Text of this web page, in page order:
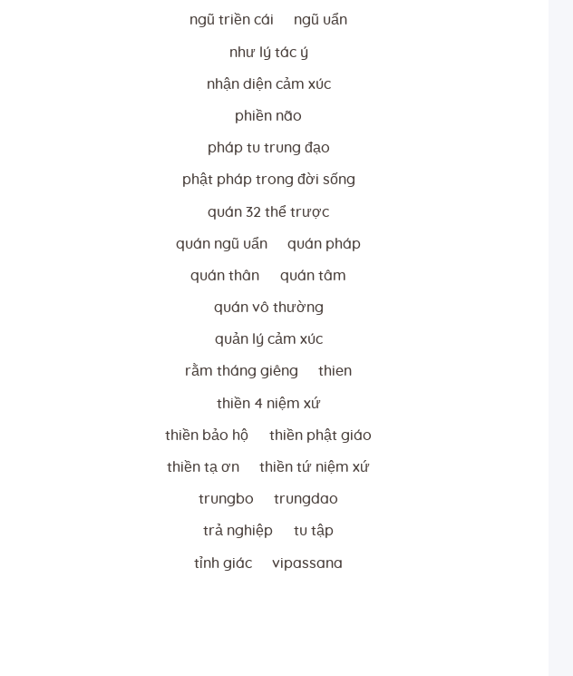
ngũ triền cái ngũ uẩn
như lý tác ý
nhận diện cảm xúc
phiền não
pháp tu trung đạo
phật pháp trong đời sống
quán 32 thể trược
quán ngũ uẩn quán pháp
quán thân quán tâm
quán vô thường
quản lý cảm xúc
rằm tháng giêng thien
thiền 4 niệm xứ
thiền bảo hộ thiền phật giáo
thiền tạ ơn thiền tứ niệm xứ
trungbo trungdao
trả nghiệp tu tập
tỉnh giác vipassana